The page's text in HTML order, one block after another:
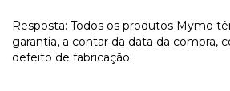
Resposta: Todos os produtos Mymo
garantia, a contar da data da compra,
defeito de fabricação.